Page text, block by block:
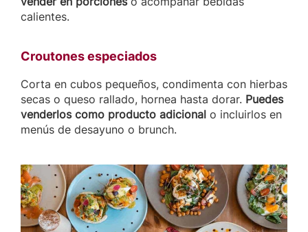
calientes.
Croutones especiados
Corta en cubos pequeños, condimenta con hierbas
secas o queso rallado, hornea hasta dorar. Puedes
venderlos como producto adicional o incluirlos en
menús de desayuno o brunch.